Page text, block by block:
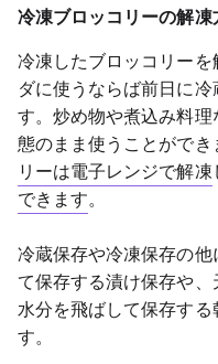
冷凍ブロッコリーの解凍
冷凍したブロッコリー
ダに使うならば前日に
す。炒め物や煮込み料
態のまま使うことができ
リーは電子レンジで解凍
できます。
冷蔵保存や冷凍保存の
て保存する漬け保存や
水分を飛ばして保存する
す。